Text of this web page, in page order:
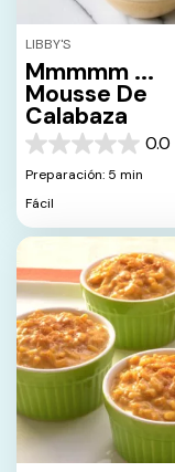
LIBBY'S
Mmmmm ...
Mousse De
Calabaza
0.0
0.0
de
estrellas.
Preparación: 5 min
Fácil